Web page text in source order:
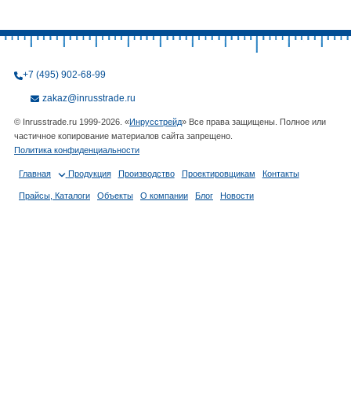
+7 (495) 902-68-99
zakaz@inrusstrade.ru
© Inrusstrade.ru 1999-2026. «Инрусстрейд» Все права защищены. Полное или
частичное копирование материалов сайта запрещено.
Политика конфиденциальности
Главная Продукция Производство Проектировщикам Контакты
Прайсы, Каталоги Объекты О компании Блог Новости